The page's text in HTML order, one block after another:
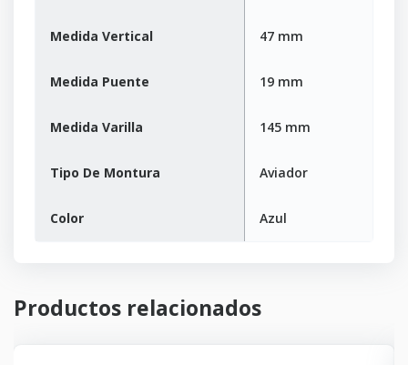
Medida Vertical 47 mm
Medida Puente 19 mm
Medida Varilla 145 mm
Tipo De Montura Aviador
Color Azul
Productos relacionados